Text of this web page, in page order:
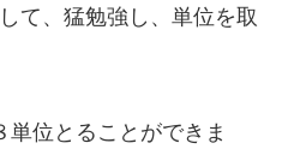
て、猛勉強し、単位を取
位とることができま